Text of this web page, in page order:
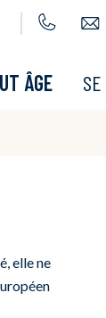
ÂGE SE
elle ne